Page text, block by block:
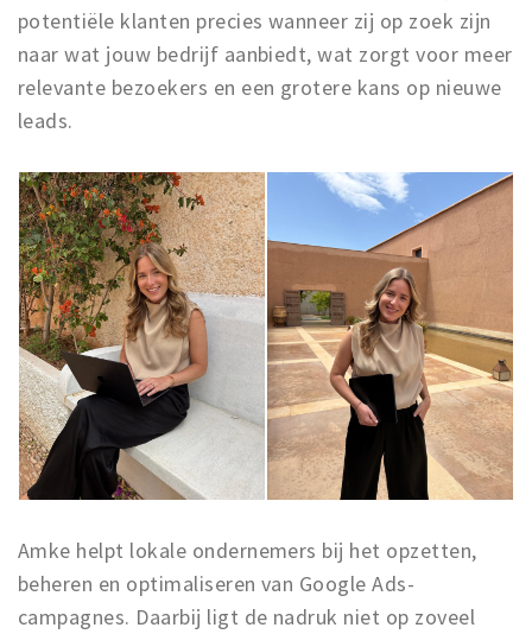
potentiële klanten precies wanneer zij op zoek zijn
naar wat jouw bedrijf aanbiedt, wat zorgt voor meer
relevante bezoekers en een grotere kans op nieuwe
leads.
Amke helpt lokale ondernemers bij het opzetten,
beheren en optimaliseren van Google Ads-
campagnes. Daarbij ligt de nadruk niet op zoveel